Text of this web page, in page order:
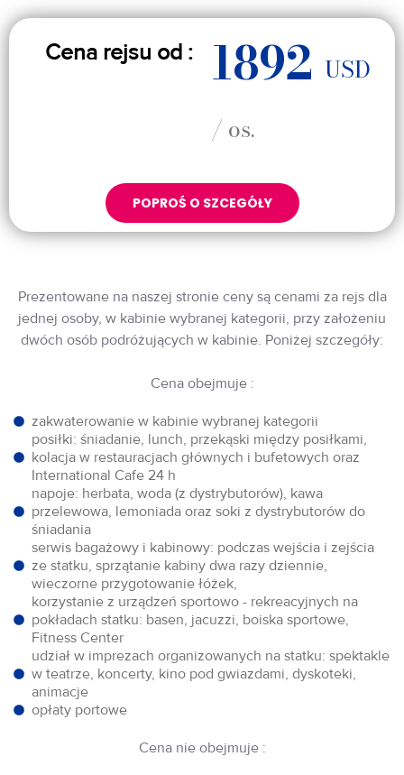
Cena rejsu od : 1892 USD
/ os.
POPROŚ O SZCEGÓŁY
Prezentowane na naszej stronie ceny są cenami za rejs dla
jednej osoby, w kabinie wybranej kategorii, przy założeniu
dwóch osób podróżujących w kabinie. Poniżej szczegóły:
Cena obejmuje :
zakwaterowanie w kabinie wybranej kategorii
posiłki: śniadanie, lunch, przekąski między posiłkami,
kolacja w restauracjach głównych i bufetowych oraz
International Cafe 24 h
napoje: herbata, woda (z dystrybutorów), kawa
przelewowa, lemoniada oraz soki z dystrybutorów do
śniadania
serwis bagażowy i kabinowy: podczas wejścia i zejścia
ze statku, sprzątanie kabiny dwa razy dziennie,
wieczorne przygotowanie łóżek,
korzystanie z urządzeń sportowo - rekreacyjnych na
pokładach statku: basen, jacuzzi, boiska sportowe,
Fitness Center
udział w imprezach organizowanych na statku: spektakle
w teatrze, koncerty, kino pod gwiazdami, dyskoteki,
animacje
opłaty portowe
Cena nie obejmuje :